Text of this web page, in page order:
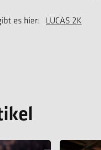
es hier: LUCAS 2K